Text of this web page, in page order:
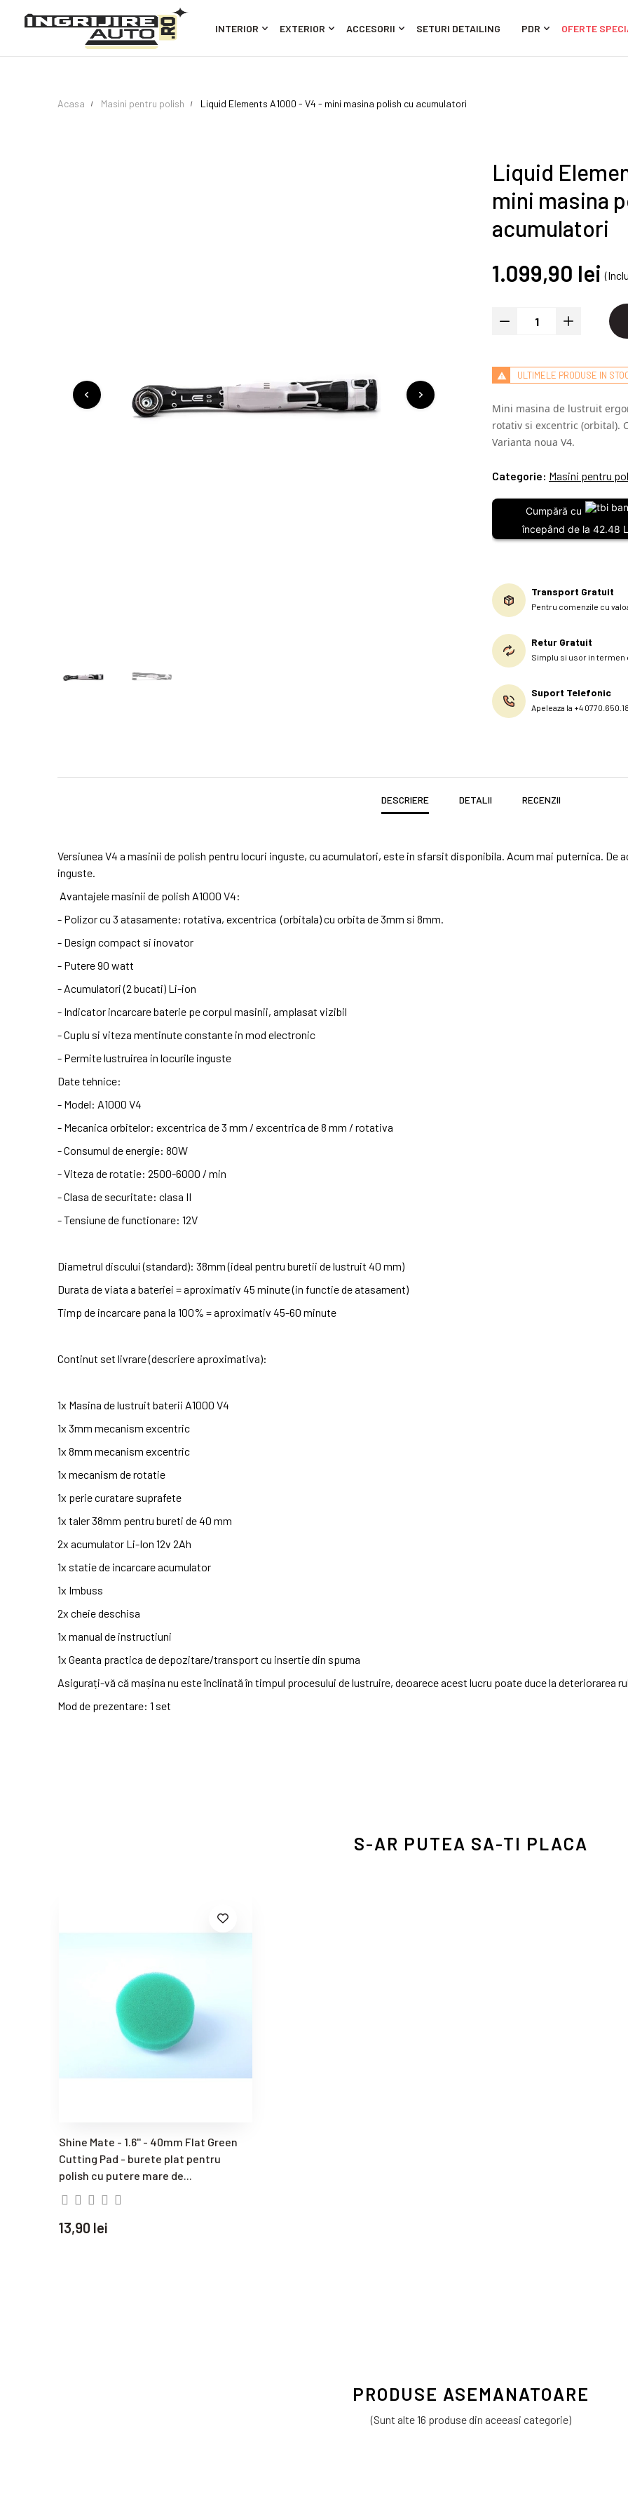
INTERIOR EXTERIOR ACCESORII SETURI DETAILING PDR OFERTE
Acasa Masini pentru polish Liquid Elements A1000 - V4 - mini masina polish cu acumulatori
Liquid
mini masina
acumulatori
1.099,90 lei
ULTIMELE PRODUSE IN
Mini masina de lustruit
rotativ si excentric (orbital).
Varianta noua V4.
Categorie: Masini pentru
Cumpără cu
începând de la 42.48
Transport Gratuit
Pentru comenzile cu
Retur Gratuit
Simplu si usor in termen
Suport Telefonic
Apeleaza la +4
DESCRIERE DETALII RECENZII
Versiunea V4 a masinii de polish pentru locuri inguste, cu acumulatori, este in sfarsit disponibila. Acum mai puternica. De
inguste.
Avantajele masinii de polish A1000 V4:
- Polizor cu 3 atasamente: rotativa, excentrica (orbitala) cu orbita de 3mm si 8mm.
- Design compact si inovator
- Putere 90 watt
- Acumulatori (2 bucati) Li-ion
- Indicator incarcare baterie pe corpul masinii, amplasat vizibil
- Cuplu si viteza mentinute constante in mod electronic
- Permite lustruirea in locurile inguste
Date tehnice:
- Model: A1000 V4
- Mecanica orbitelor: excentrica de 3 mm / excentrica de 8 mm / rotativa
- Consumul de energie: 80W
- Viteza de rotatie: 2500-6000 / min
- Clasa de securitate: clasa II
- Tensiune de functionare: 12V
Diametrul discului (standard): 38mm (ideal pentru buretii de lustruit 40 mm)
Durata de viata a bateriei = aproximativ 45 minute (in functie de atasament)
Timp de incarcare pana la 100% = aproximativ 45-60 minute
Continut set livrare (descriere aproximativa):
1x Masina de lustruit baterii A1000 V4
1x 3mm mecanism excentric
1x 8mm mecanism excentric
1x mecanism de rotatie
1x perie curatare suprafete
1x taler 38mm pentru bureti de 40 mm
2x acumulator Li-Ion 12v 2Ah
1x statie de incarcare acumulator
1x Imbuss
2x cheie deschisa
1x manual de instructiuni
1x Geanta practica de depozitare/transport cu insertie din spuma
Asigurați-vă că mașina nu este înclinată în timpul procesului de lustruire, deoarece acest lucru poate duce la deteriorarea
Mod de prezentare: 1 set
S-AR PUTEA SA-TI PLACA
Shine Mate - 1.6'' - 40mm Flat Green
Cutting Pad - burete plat pentru
polish cu putere mare de...
13,90 lei
PRODUSE ASEMANATOARE
(Sunt alte 16 produse din aceeasi categorie)